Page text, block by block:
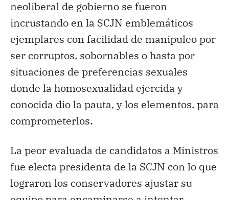
neoliberal de gobierno se fueron
incrustando en la SCJN emblemáticos
ejemplares con facilidad de manipuleo por
ser corruptos, sobornables o hasta por
situaciones de preferencias sexuales
donde la homosexualidad ejercida y
conocida dio la pauta, y los elementos, para
comprometerlos.
La peor evaluada de candidatos a Ministros
fue electa presidenta de la SCJN con lo que
lograron los conservadores ajustar su